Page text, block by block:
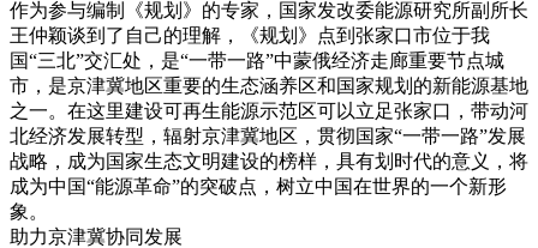
作为参与编制《规划》的专家，国家发改委能源研究所副所长
王仲颖谈到了自己的理解，《规划》点到张家口市位于我
国“三北”交汇处，是“一带一路”中蒙俄经济走廊重要节点城
市，是京津冀地区重要的生态涵养区和国家规划的新能源基地
之一。在这里建设可再生能源示范区可以立足张家口，带动河
北经济发展转型，辐射京津冀地区，贯彻国家“一带一路”发展
战略，成为国家生态文明建设的榜样，具有划时代的意义，将
成为中国“能源革命”的突破点，树立中国在世界的一个新形
象。
助力京津冀协同发展